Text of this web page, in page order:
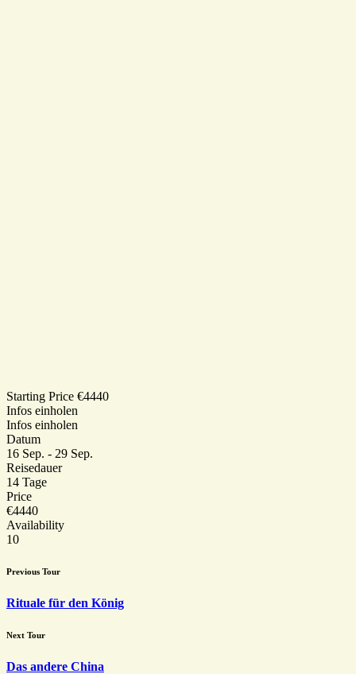
Starting Price €4440
Infos einholen
Infos einholen
Datum
16 Sep. - 29 Sep.
Reisedauer
14 Tage
Price
€4440
Availability
10
Previous Tour
Rituale für den König
Next Tour
Das andere China